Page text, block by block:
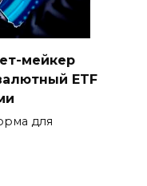
мейкер
ETF
для